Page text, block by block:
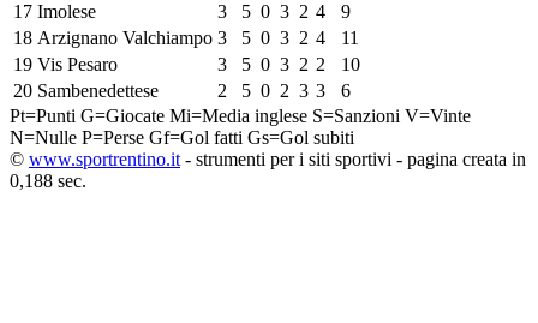
17 Imolese 3 5 0 3 2 4
9
18 Arzignano Valchiampo 3 5 0 3 2 4
11
19 Vis Pesaro 3 5 0 3 2 2
10
20 Sambenedettese 2 5 0 2 3 3
6
Pt=Punti G=Giocate Mi=Media inglese S=Sanzioni V=Vinte
N=Nulle P=Perse Gf=Gol fatti Gs=Gol subiti
© www.sportrentino.it - strumenti per i siti sportivi - pagina creata in
0,188 sec.